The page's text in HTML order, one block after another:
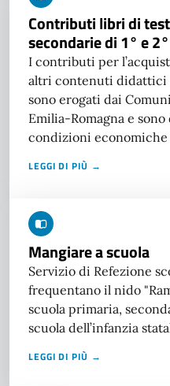
Contributi libri di
secondarie di 1° e
I contributi per
altri contenuti didattici
sono erogati dai
Emilia-Romagna e
condizioni economiche
LEGGI DI PIÙ →
Mangiare a scuola
Servizio di Refezione
frequentano il nido
scuola primaria,
scuola dell’infanzia
LEGGI DI PIÙ →